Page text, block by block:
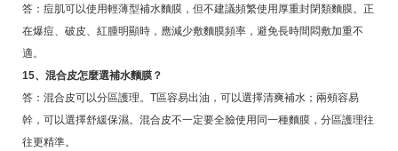
答：痘肌可以使用輕薄型補水麵膜，但不建議頻繁使用厚重封閉類麵膜。正
在爆痘、破皮、紅腫明顯時，應減少敷麵膜頻率，避免長時間悶敷加重不
適。
15、混合皮怎麼選補水麵膜？
答：混合皮可以分區護理。T區容易出油，可以選擇清爽補水；兩頰容易
幹，可以選擇舒緩保濕。混合皮不一定要全臉使用同一種麵膜，分區護理往
往更精準。